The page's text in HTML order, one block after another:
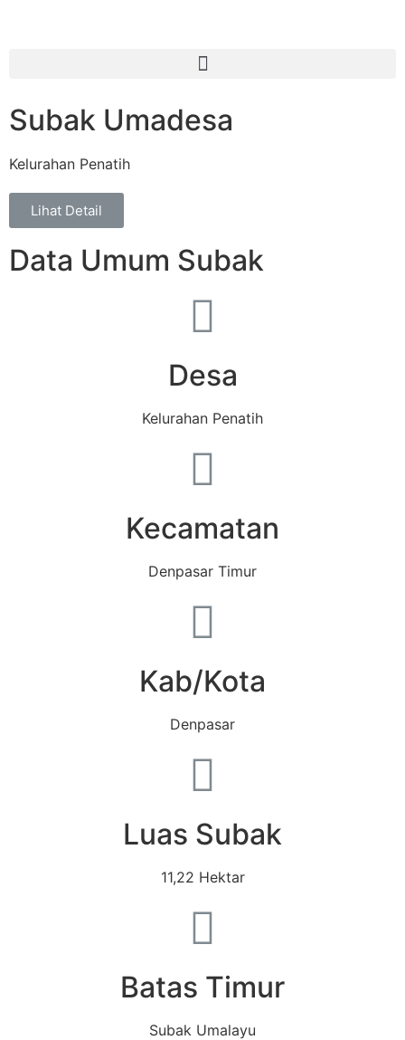
Subak Umadesa
Kelurahan Penatih
Lihat Detail
Data Umum Subak
Desa
Kelurahan Penatih
Kecamatan
Denpasar Timur
Kab/Kota
Denpasar
Luas Subak
11,22 Hektar
Batas Timur
Subak Umalayu